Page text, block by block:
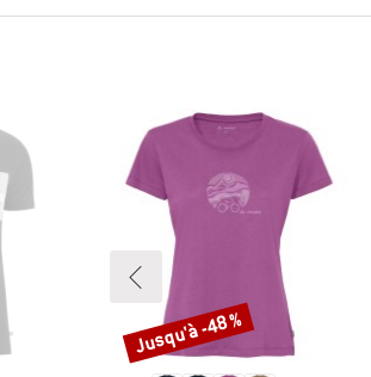
Remise
Jusqu'à -48 %